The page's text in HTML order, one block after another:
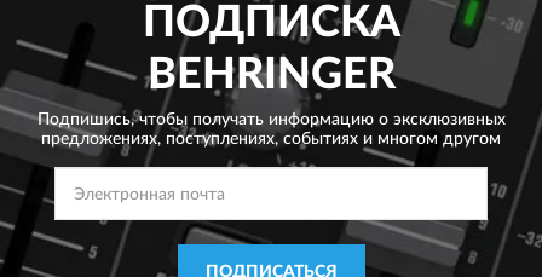
ПОДПИСКА
BEHRINGER
Подпишись, чтобы получать информацию о эксклюзивных
предложениях, поступлениях, событиях и многом другом
ПОДПИСАТЬСЯ